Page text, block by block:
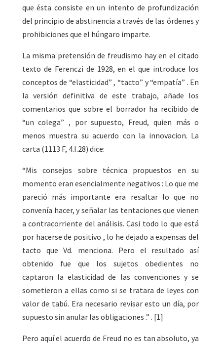
que ésta consiste en un intento de profundización
del principio de abstinencia a través de las órdenes y
prohibiciones que el húngaro imparte.
La misma pretensión de freudismo hay en el citado
texto de Ferenczi de 1928, en el que introduce los
conceptos de “elasticidad” , “tacto” y “empatía” . En
la versión definitiva de este trabajo, añade los
comentarios que sobre el borrador ha recibido de
“un colega” , por supuesto, Freud, quien más o
menos muestra su acuerdo con la innovacion. La
carta (1113 F, 4.I.28) dice:
“Mis consejos sobre técnica propuestos en su
momento eran esencialmente negativos : Lo que me
pareció más importante era resaltar lo que no
convenía hacer, y señalar las tentaciones que vienen
a contracorriente del análisis. Casi todo lo que está
por hacerse de positivo , lo he dejado a expensas del
tacto que Vd. menciona. Pero el resultado así
obtenido fue que los sujetos obedientes no
captaron la elasticidad de las convenciones y se
sometieron a ellas como si se tratara de leyes con
valor de tabú. Era necesario revisar esto un día, por
supuesto sin anular las obligaciones .” . [1]
Pero aquí el acuerdo de Freud no es tan absoluto, ya